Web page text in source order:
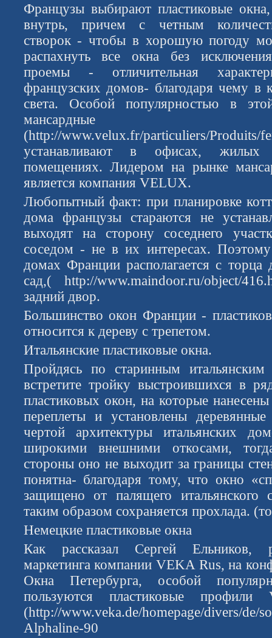
Французы выбирают пластиковые
внутрь, причем с четным
створок - чтобы в хорошую погоду
распахнуть все окна без
проемы - отличительная
французских домов- благодаря чему в
света. Особой популярностью в
(http://www.velux.fr/particuliers/Produits/
устанавливают в офисах, жилых
помещениях. Лидером на рынке
является компания VELUX.
Любопытный факт: при планировке
дома французы стараются не
выходят на сторону соседнего
соседом - не в их интересах.
домах Франции располагается с
сад,( http://www.maindoor.ru/object/
задний двор.
Большинство окон Франции -
относится к дереву с трепетом.
Итальянские пластиковые окна.
Пройдясь по старинным
встретите тройку выстроившихся в
пластиковых окон, на которые
переплеты и установлены
чертой архитектуры итальянских
широкими внешними откосами,
стороны оно не выходит за границы
понятна- благодаря тому, что окно
защищено от палящего итальянского
таким образом сохраняется прохлада.
Немецкие пластиковые окна
Как рассказал Сергей Ельников,
маркетинга компании VEKA Rus, на
Окна Петербурга, особой
пользуются пластиковые
(http://www.veka.de/homepage/divers/
Alphaline-90